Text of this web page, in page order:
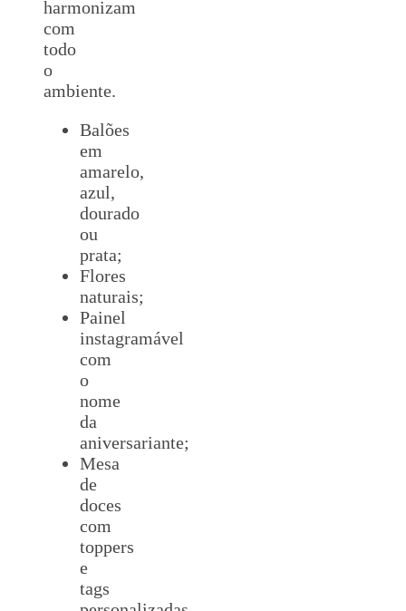
harmonizam
com
todo
o
ambiente.
Balões
em
amarelo,
azul,
dourado
ou
prata;
Flores
naturais;
Painel
instagramável
com
o
nome
da
aniversariante;
Mesa
de
doces
com
toppers
e
tags